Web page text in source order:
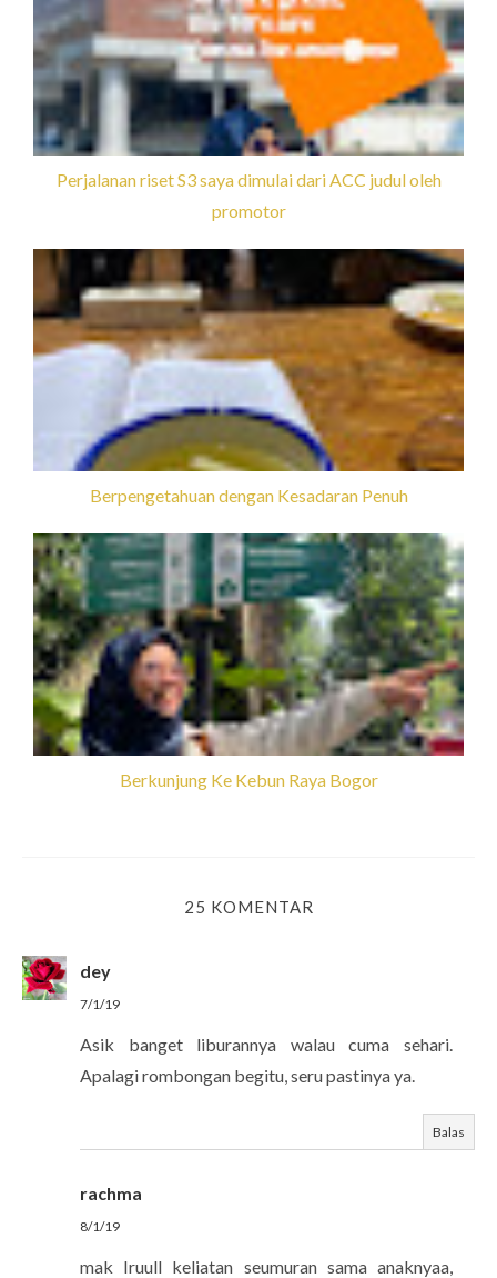
Perjalanan riset S3 saya dimulai dari ACC judul oleh
promotor
Berpengetahuan dengan Kesadaran Penuh
Berkunjung Ke Kebun Raya Bogor
25 KOMENTAR
dey
7/1/19
Asik banget liburannya walau cuma sehari.
Apalagi rombongan begitu, seru pastinya ya.
Balas
rachma
8/1/19
mak Iruull keliatan seumuran sama anaknyaa,